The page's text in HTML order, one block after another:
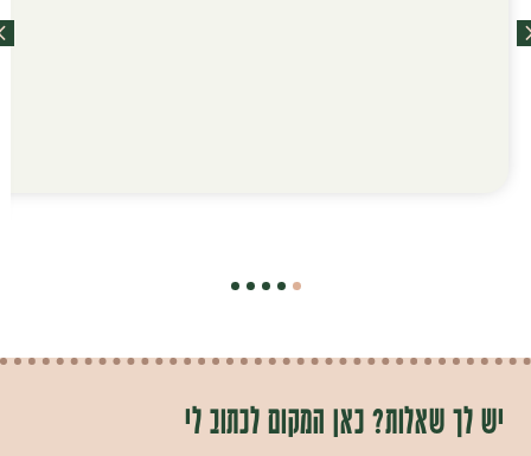
כאן המקום לכתוב לי